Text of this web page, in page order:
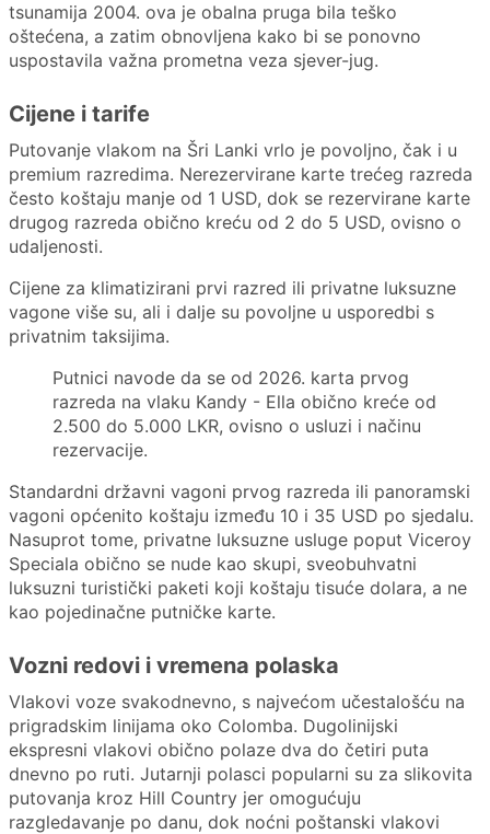
tsunamija 2004. ova je obalna pruga bila teško
oštećena, a zatim obnovljena kako bi se ponovno
uspostavila važna prometna veza sjever-jug.
Cijene i tarife
Putovanje vlakom na Šri Lanki vrlo je povoljno, čak i u
premium razredima. Nerezervirane karte trećeg razreda
često koštaju manje od 1 USD, dok se rezervirane karte
drugog razreda obično kreću od 2 do 5 USD, ovisno o
udaljenosti.
Cijene za klimatizirani prvi razred ili privatne luksuzne
vagone više su, ali i dalje su povoljne u usporedbi s
privatnim taksijima.
Putnici navode da se od 2026. karta prvog
razreda na vlaku Kandy - Ella obično kreće od
2.500 do 5.000 LKR, ovisno o usluzi i načinu
rezervacije.
Standardni državni vagoni prvog razreda ili panoramski
vagoni općenito koštaju između 10 i 35 USD po sjedalu.
Nasuprot tome, privatne luksuzne usluge poput Viceroy
Speciala obično se nude kao skupi, sveobuhvatni
luksuzni turistički paketi koji koštaju tisuće dolara, a ne
kao pojedinačne putničke karte.
Vozni redovi i vremena polaska
Vlakovi voze svakodnevno, s najvećom učestalošću na
prigradskim linijama oko Colomba. Dugolinijski
ekspresni vlakovi obično polaze dva do četiri puta
dnevno po ruti. Jutarnji polasci popularni su za slikovita
putovanja kroz Hill Country jer omogućuju
razgledavanje po danu, dok noćni poštanski vlakovi